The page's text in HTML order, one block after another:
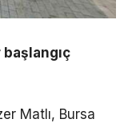
başlangıç
Matlı, Bursa